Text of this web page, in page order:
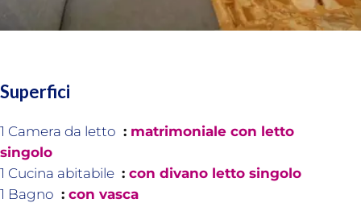
Superfici
1 Camera da letto
matrimoniale con letto
singolo
1 Cucina abitabile
con divano letto singolo
1 Bagno
con vasca